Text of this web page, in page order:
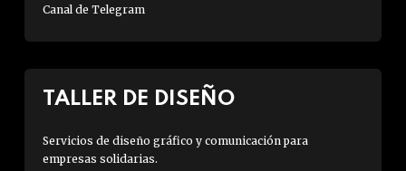
Canal de Telegram
TALLER DE DISEÑO
Servicios de diseño gráfico y comunicación para
empresas solidarias.